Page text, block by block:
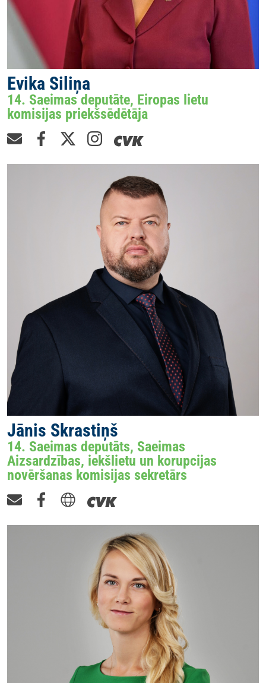
Evika Siliņa
14. Saeimas deputāte, Eiropas lietu
komisijas priekšsēdētāja
Jānis Skrastiņš
14. Saeimas deputāts, Saeimas
Aizsardzības, iekšlietu un korupcijas
novēršanas komisijas sekretārs